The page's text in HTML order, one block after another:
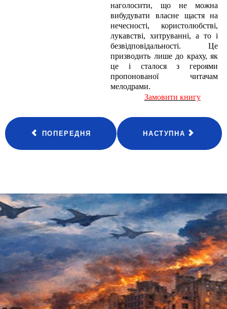
наголосити, що не можна
вибудувати власне щастя на
нечесності, користолюбстві,
лукавстві, хитруванні, а то і
безвідповідальності. Це
призводить лише до краху, як
це і сталося з героями
пропонованої читачам
мелодрами.
Замовити книгу
ПОПЕРЕДНЯ НАСТУПНА